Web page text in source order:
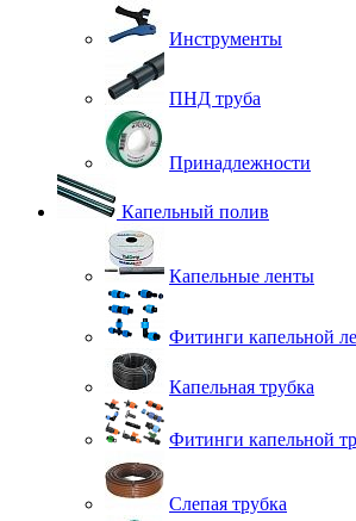
Инструменты
ПНД труба
Принадлежности
Капельный полив
Капельные ленты
Фитинги капельной
Капельная трубка
Фитинги капельной
Слепая трубка